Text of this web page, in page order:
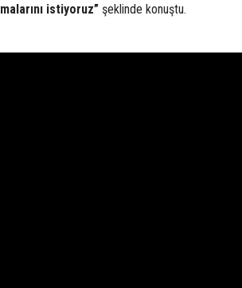
istiyoruz” şeklinde konuştu.